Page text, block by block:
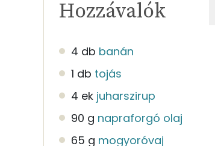
Hozzávalók
4 db banán
1 db tojás
4 ek juharszirup
90 g napraforgó olaj
65 g mogyoróvaj